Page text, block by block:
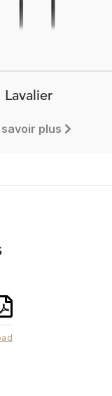
Lavalier
savoir plus